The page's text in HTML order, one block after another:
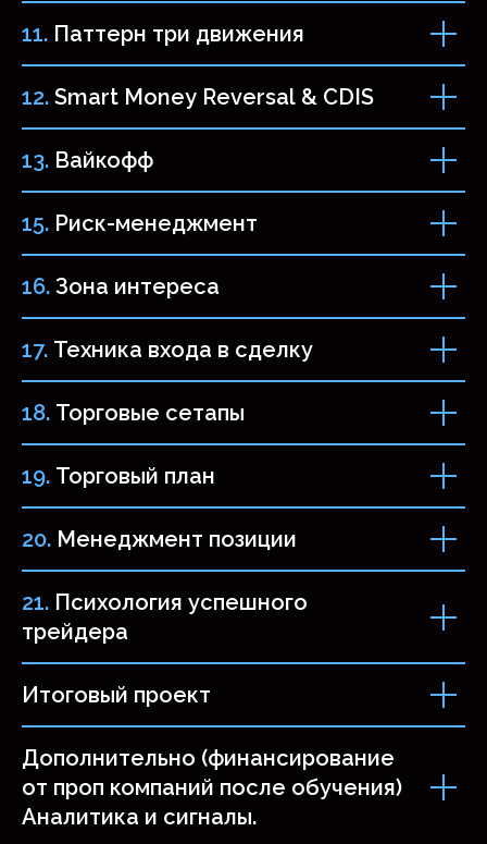
11. Паттерн три движения
12. Smart Money Reversal & CDIS
13. Вайкофф
15. Риск-менеджмент
16. Зона интереса
17. Техника входа в сделку
18. Торговые сетапы
19. Торговый план
20. Менеджмент позиции
21. Психология успешного
трейдера
Итоговый проект
Дополнительно (финансирование
от проп компаний после обучения)
Аналитика и сигналы.
Которые знакомы с «криптой» и хотя бы
раз слышали слово «forex»
Абсолютным новичкам
Которые нуждаются в дополнительных,
никогда не лишних знаниях и
всевозможной поддержке комьюнити
Для SMART MONEY
трейдеров
интуиции. Разработаете собственную
Начинающим трейдерам